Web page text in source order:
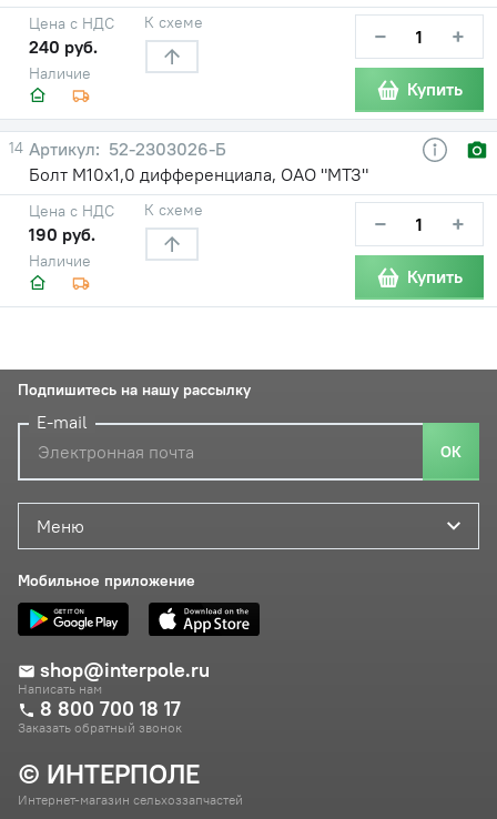
Наличие
Цена с НДС
240 руб.
К схеме − +
Купить
14
52-2303026-Б
Болт М10х1,0 дифференциала, ОАО "МТЗ"
Наличие
Цена с НДС
190 руб.
К схеме − +
Купить
© ИНТЕРПОЛЕ
Интернет-магазин сельхоззапчастей
Меню
Мобильное приложение
shop@interpole.ru
Написать нам
8 800 700 18 17
Заказать обратный звонок
Подпишитесь на нашу рассылку
E-mail
ОК